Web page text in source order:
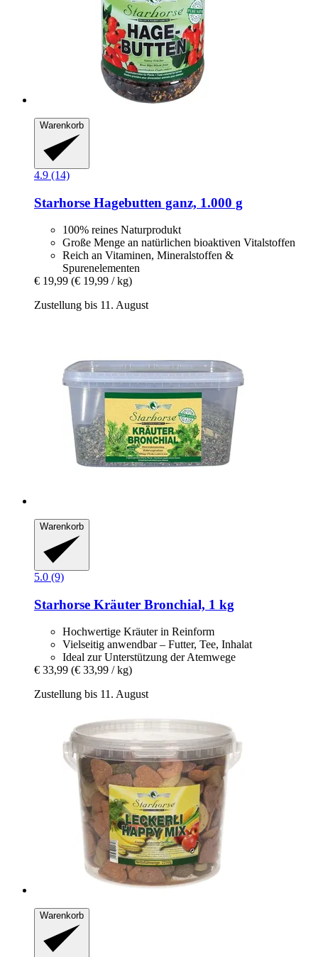
Warenkorb
4.9 (14)
Starhorse Hagebutten ganz, 1.000 g
100% reines Naturprodukt
Große Menge an natürlichen bioaktiven Vitalstoffen
Reich an Vitaminen, Mineralstoffen &
Spurenelementen
€ 19,99 (€ 19,99 / kg)
Zustellung bis 11. August
Warenkorb
5.0 (9)
Starhorse Kräuter Bronchial, 1 kg
Hochwertige Kräuter in Reinform
Vielseitig anwendbar – Futter, Tee, Inhalat
Ideal zur Unterstützung der Atemwege
€ 33,99 (€ 33,99 / kg)
Zustellung bis 11. August
Warenkorb